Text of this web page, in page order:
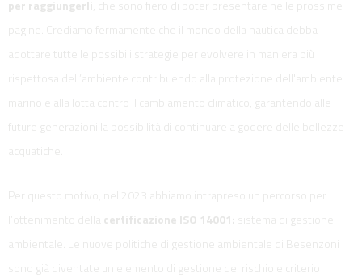
per raggiungerli , che sono fiero di poter presentare nelle prossime
pagine. Crediamo fermamente che il mondo della nautica debba
adottare tutte le possibili strategie per evolvere in maniera più
rispettosa dell’ambiente contribuendo alla protezione dell'ambiente
marino e alla lotta contro il cambiamento climatico, garantendo alle
future generazioni la possibilità di continuare a godere delle bellezze
acquatiche.
Per questo motivo, nel 2023 abbiamo intrapreso un percorso per
l’ottenimento della
certificazione ISO 14001: sistema di gestione
ambientale. Le nuove politiche di gestione ambientale di Besenzoni
sono già diventate un elemento di gestione del rischio e criterio